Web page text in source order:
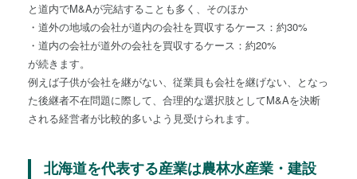
と道内でM&Aが完結することも多く、そのほか
・道外の地域の会社が道内の会社を買収するケース：約30%
・道内の会社が道外の会社を買収するケース：約20%
が続きます。
例えば子供が会社を継がない、従業員も会社を継げない、となっ
た後継者不在問題に際して、合理的な選択肢としてM&Aを決断
される経営者が比較的多いよう見受けられます。
北海道を代表する産業は農林水産業・建設